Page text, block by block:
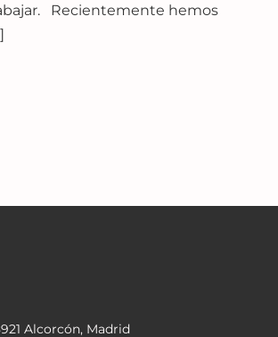
Recientemente hemos
Alcorcón, Madrid